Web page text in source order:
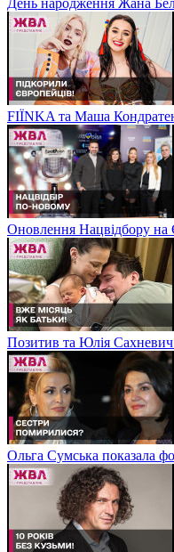
FIЇNKA та Маша
Оновлення Нацвідбору на
Позитив та Юлія
Ольга Сумська показала